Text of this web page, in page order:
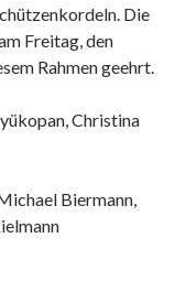
Die
Freitag, den
Rahmen geehrt.
Christina
Biermann,